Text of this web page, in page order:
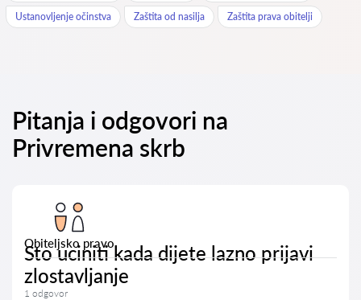
Ustanovljenje očinstva Zaštita od nasilja Zaštita prava obitelji
Pitanja i odgovori na
Privremena skrb
Obiteljsko pravo
Sto uciniti kada dijete lazno prijavi
zlostavljanje
1 odgovor